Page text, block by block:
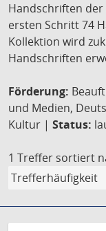
Handschriften der
ersten Schritt 74
Kollektion wird
Handschriften
Förderung:
und Medien,
Kultur | Status:
1 Treffer sortiert